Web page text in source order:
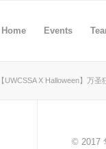
Home Events
UWCSSA X Halloween】万圣
© 2017